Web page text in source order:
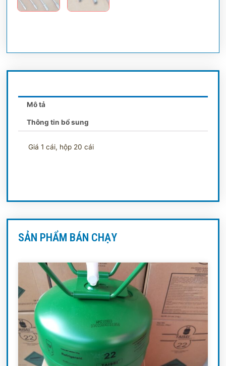
Mô tả
Thông tin bổ sung
Giá 1 cái, hộp 20 cái
SẢN PHẨM BÁN CHẠY